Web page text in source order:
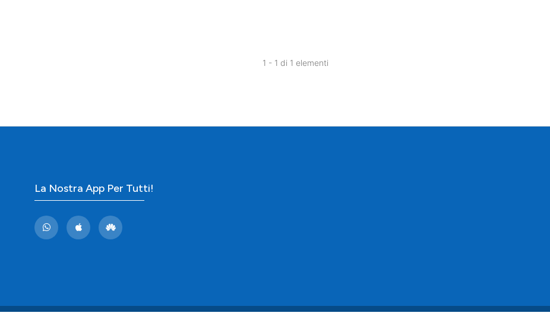
1 - 1 di 1 elementi
La Nostra App Per Tutti!